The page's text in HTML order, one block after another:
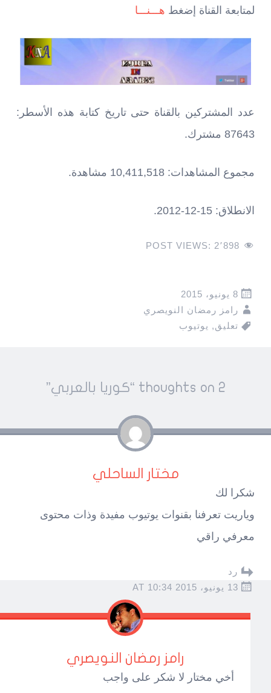
لمتابعة القناة إضغط هـــنـــا
عدد المشتركين بالقناة حتى تاريخ كتابة هذه الأسطر :
87643 مشترك.
مجموع المشاهدات: 10,411,518 مشاهدة.
الانطلاق: 15-12-2012.
POST VIEWS: 2٬898
8 يونيو، 2015
رامز رمضان النويصري
تعليق, يوتيوب
Post
navigation
2 thoughts on “ كوريا بالعربي”
مختار الساحلي
شكرا لك
وياريت تعرفنا بقنوات يوتيوب مفيدة وذات محتوى
معرفي راقي
رد
13 يونيو، 2015 AT 10:34
رامز رمضان النويصري
أخي مختار لا شكر على واجب